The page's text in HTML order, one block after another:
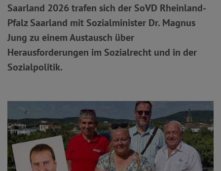
Saarland 2026 trafen sich der SoVD Rheinland-
Pfalz Saarland mit Sozialminister Dr. Magnus
Jung zu einem Austausch über
Herausforderungen im Sozialrecht und in der
Sozialpolitik.